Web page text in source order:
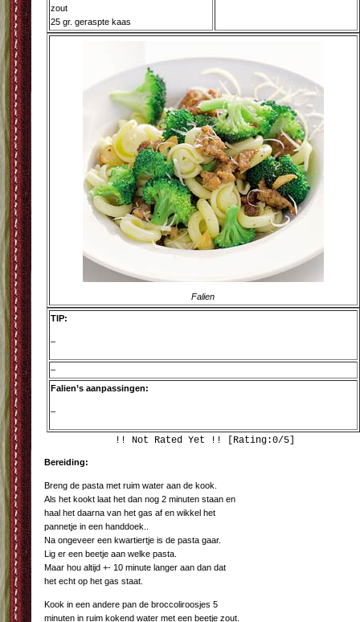
zout
25 gr. geraspte kaas
Falien
TIP:
–
–
Falien’s aanpassingen:
–
!! Not Rated Yet !! [Rating:0/5]
Bereiding:
Breng de pasta met ruim water aan de kook.
Als het kookt laat het dan nog 2 minuten staan en
haal het daarna van het gas af en wikkel het
pannetje in een handdoek..
Na ongeveer een kwartiertje is de pasta gaar.
Lig er een beetje aan welke pasta.
Maar hou altijd +- 10 minute langer aan dan dat
het echt op het gas staat.
Kook in een andere pan de broccoliroosjes 5
minuten in ruim kokend water met een beetje zout.